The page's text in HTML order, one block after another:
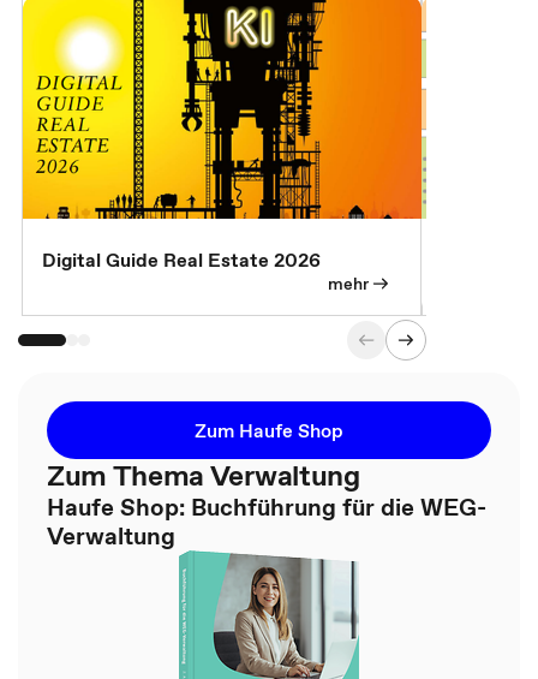
Digital Guide Real Estate 2026
mehr
Zum Haufe Shop
Zum Thema Verwaltung
Haufe Shop: Buchführung für die WEG-
Verwaltung